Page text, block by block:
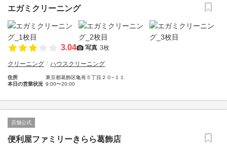
エガミクリーニング
3.04 写真 3枚
クリーニング ハウスクリーニング
住所
東京都葛飾区亀有５丁目２０−１１
本日の営業状況 9:00〜20:00
店舗公式
便利屋ファミリーきらら葛飾店